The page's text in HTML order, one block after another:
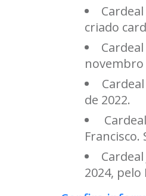
criado
novembro
de 2022.
Francisco.
2024, pelo